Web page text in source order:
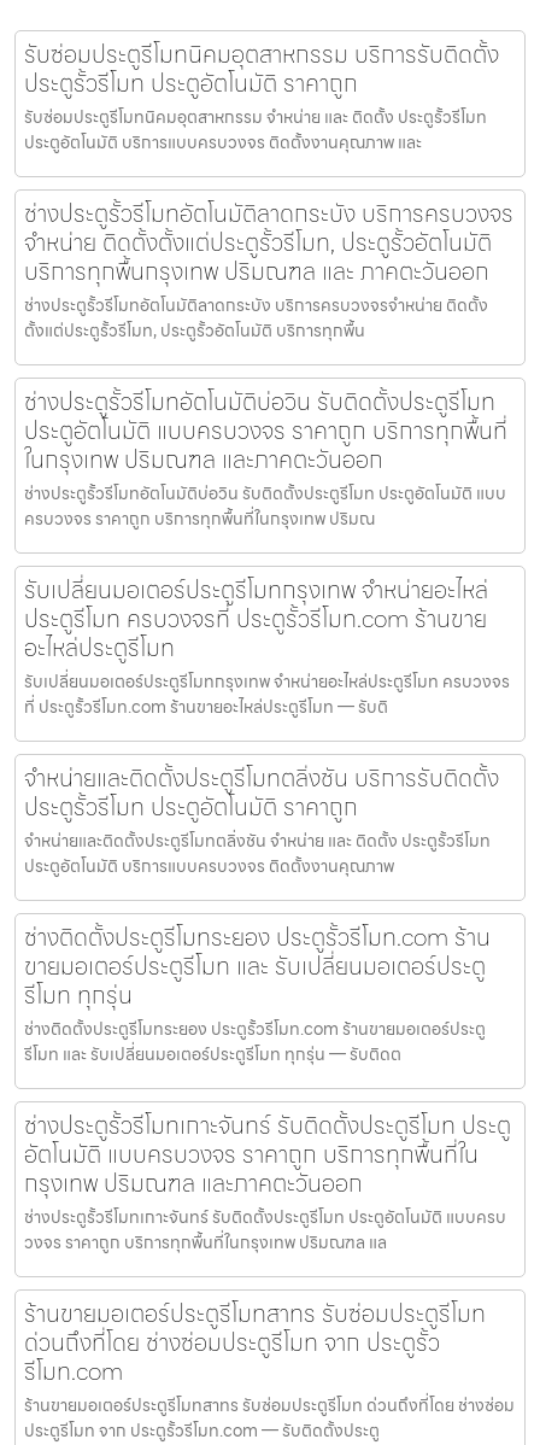
รับซ่อมประตูรีโมทนิคมอุตสาหกรรม บริการรับติดตั้ง
ประตูรั้วรีโมท ประตูอัตโนมัติ ราคาถูก
รับซ่อมประตูรีโมทนิคมอุตสาหกรรม จำหน่าย และ ติดตั้ง ประตูรั้วรีโมท
ประตูอัตโนมัติ บริการแบบครบวงจร ติดตั้งงานคุณภาพ และ
ช่างประตูรั้วรีโมทอัตโนมัติลาดกระบัง บริการครบวงจร
จำหน่าย ติดตั้งตั้งแต่ประตูรั้วรีโมท, ประตูรั้วอัตโนมัติ
บริการทุกพื้นกรุงเทพ ปริมณฑล และ ภาคตะวันออก
ช่างประตูรั้วรีโมทอัตโนมัติลาดกระบัง บริการครบวงจรจำหน่าย ติดตั้ง
ตั้งแต่ประตูรั้วรีโมท, ประตูรั้วอัตโนมัติ บริการทุกพื้น
ช่างประตูรั้วรีโมทอัตโนมัติบ่อวิน รับติดตั้งประตูรีโมท
ประตูอัตโนมัติ แบบครบวงจร ราคาถูก บริการทุกพื้นที่
ในกรุงเทพ ปริมณฑล และภาคตะวันออก
ช่างประตูรั้วรีโมทอัตโนมัติบ่อวิน รับติดตั้งประตูรีโมท ประตูอัตโนมัติ แบบ
ครบวงจร ราคาถูก บริการทุกพื้นที่ในกรุงเทพ ปริมณ
รับเปลี่ยนมอเตอร์ประตูรีโมทกรุงเทพ จำหน่ายอะไหล่
ประตูรีโมท ครบวงจรที่ ประตูรั้วรีโมท.com ร้านขาย
อะไหล่ประตูรีโมท
รับเปลี่ยนมอเตอร์ประตูรีโมทกรุงเทพ จำหน่ายอะไหล่ประตูรีโมท ครบวงจร
ที่ ประตูรั้วรีโมท.com ร้านขายอะไหล่ประตูรีโมท — รับติ
จำหน่ายและติดตั้งประตูรีโมทตลิ่งชัน บริการรับติดตั้ง
ประตูรั้วรีโมท ประตูอัตโนมัติ ราคาถูก
จำหน่ายและติดตั้งประตูรีโมทตลิ่งชัน จำหน่าย และ ติดตั้ง ประตูรั้วรีโมท
ประตูอัตโนมัติ บริการแบบครบวงจร ติดตั้งงานคุณภาพ
ช่างติดตั้งประตูรีโมทระยอง ประตูรั้วรีโมท.com ร้าน
ขายมอเตอร์ประตูรีโมท และ รับเปลี่ยนมอเตอร์ประตู
รีโมท ทุกรุ่น
ช่างติดตั้งประตูรีโมทระยอง ประตูรั้วรีโมท.com ร้านขายมอเตอร์ประตู
รีโมท และ รับเปลี่ยนมอเตอร์ประตูรีโมท ทุกรุ่น — รับติดต
ช่างประตูรั้วรีโมทเกาะจันทร์ รับติดตั้งประตูรีโมท ประตู
อัตโนมัติ แบบครบวงจร ราคาถูก บริการทุกพื้นที่ใน
กรุงเทพ ปริมณฑล และภาคตะวันออก
ช่างประตูรั้วรีโมทเกาะจันทร์ รับติดตั้งประตูรีโมท ประตูอัตโนมัติ แบบครบ
วงจร ราคาถูก บริการทุกพื้นที่ในกรุงเทพ ปริมณฑล แล
ร้านขายมอเตอร์ประตูรีโมทสาทร รับซ่อมประตูรีโมท
ด่วนถึงที่โดย ช่างซ่อมประตูรีโมท จาก ประตูรั้ว
รีโมท.com
ร้านขายมอเตอร์ประตูรีโมทสาทร รับซ่อมประตูรีโมท ด่วนถึงที่โดย ช่างซ่อม
ประตูรีโมท จาก ประตูรั้วรีโมท.com — รับติดตั้งประตู